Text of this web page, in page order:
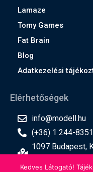
Lamaze
Tomy Games
Fat Brain
Blog
Adatkezelési
Elérhetőségek
info@modell.hu
(+36) 1 244-8351
1097 Budapest,
Kedves Látogató!